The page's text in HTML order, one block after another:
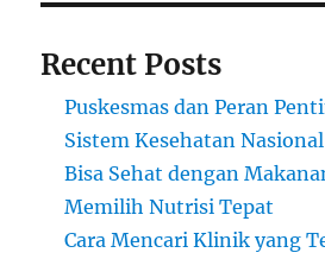
Recent Posts
Puskesmas dan Peran
Sistem Kesehatan Nasional
Bisa Sehat dengan
Memilih Nutrisi Tepat
Cara Mencari Klinik yang